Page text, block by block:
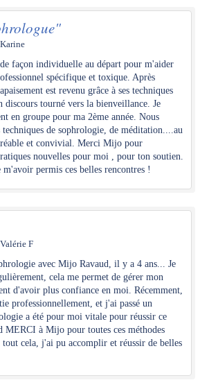
façon individuelle au départ pour m'aider
spécifique et toxique. Après
est revenu grâce à ses techniques
discours tourné vers la bienveillance. Je
en groupe pour ma 2ème année. Nous
techniques de sophrologie, de méditation....au
et convivial. Merci Mijo pour
nouvelles pour moi , pour ton soutien.
permis ces belles rencontres !
F
avec Mijo Ravaud, il y a 4 ans... Je
cela me permet de gérer mon
d'avoir plus confiance en moi. Récemment,
professionnellement, et j'ai passé un
a été pour moi vitale pour réussir ce
MERCI à Mijo pour toutes ces méthodes
tout cela, j'ai pu accomplir et réussir de belles